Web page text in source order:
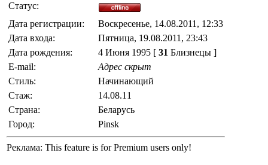
Статус:
Дата регистрации:
Воскресенье, 14.08.2011, 12:33
Дата входа:
Пятница, 19.08.2011, 23:43
Дата рождения:
4 Июня 1995 [ 31 Близнецы ]
E-mail:
Адрес скрыт
Стиль:
Начинающий
Стаж:
14.08.11
Страна:
Беларусь
Город:
Pinsk
Реклама: This feature is for Premium users only!